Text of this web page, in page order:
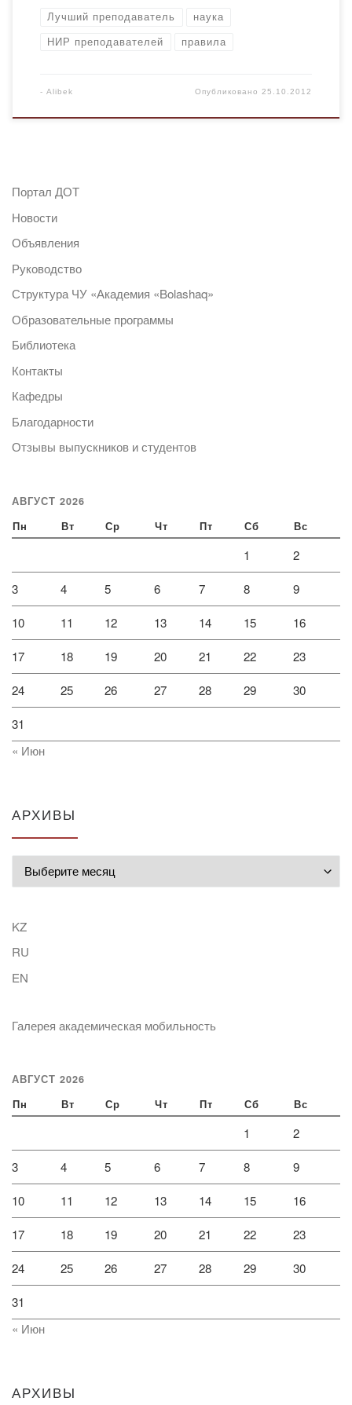
Лучший преподаватель наука
НИР преподавателей правила
- Alibek Опубликовано25.10.2012
Портал ДОТ
Новости
Объявления
Руководство
Структура ЧУ «Академия «Bolashaq»
Образовательные программы
Библиотека
Контакты
Кафедры
Благодарности
Отзывы выпускников и студентов
АВГУСТ 2026
Пн Вт Ср Чт Пт Сб Вс
1 2
3 4 5 6 7 8 9
10 11 12 13 14 15 16
17 18 19 20 21 22 23
24 25 26 27 28 29 30
31
« Июн
АРХИВЫ
KZ
RU
EN
Галерея академическая мобильность
АВГУСТ 2026
Пн Вт Ср Чт Пт Сб Вс
1 2
3 4 5 6 7 8 9
10 11 12 13 14 15 16
17 18 19 20 21 22 23
24 25 26 27 28 29 30
31
« Июн
АРХИВЫ